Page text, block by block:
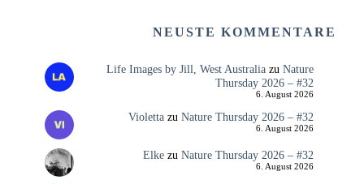
NEUSTE KOMMENTARE
Life Images by Jill, West Australiazu Nature
Thursday 2026 – #32
6. August 2026
Violettazu Nature Thursday 2026 – #32
6. August 2026
Elkezu Nature Thursday 2026 – #32
6. August 2026